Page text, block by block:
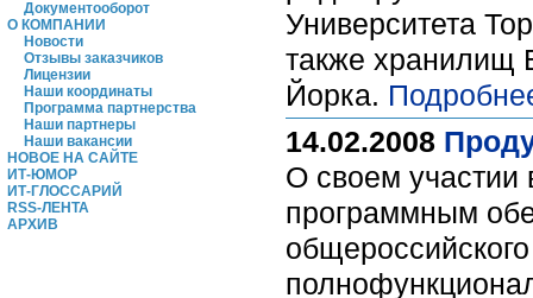
Документооборот
О КОМПАНИИ
Новости
Отзывы заказчиков
Лицензии
Наши координаты
Программа партнерства
Наши партнеры
Наши вакансии
НОВОЕ НА САЙТЕ
ИТ-ЮМОР
ИТ-ГЛОССАРИЙ
RSS-ЛЕНТА
АРХИВ
Университета
также хранилищ
Йорка.
14.02.2008
О своем участии
программным